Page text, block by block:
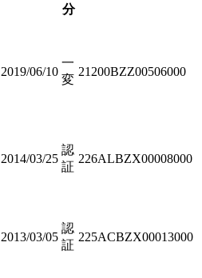
分
2019/06/10
一
変
21200BZZ00506000
2014/03/25
認
証
226ALBZX00008000
2013/03/05
認
証
225ACBZX00013000